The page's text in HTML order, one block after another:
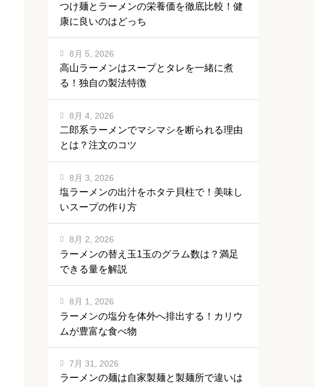
つけ麺とラーメンの栄養価を徹底比較！健
康に良いのはどっち
高山ラーメンはスープとタレを一緒に煮
る！独自の製法特徴
8月 5, 2026
二郎系ラーメンでマシマシを断られる理由
とは？注文のコツ
8月 4, 2026
塩ラーメンの出汁をホタテ貝柱で！美味し
いスープの作り方
8月 3, 2026
ラーメンの替え玉1玉のグラム数は？満足
できる量を解説
8月 2, 2026
ラーメンの塩分を体外へ排出する！カリウ
ムが豊富な食べ物
8月 1, 2026
ラーメンの麺は自家製麺と製麺所で違いは
7月 31, 2026